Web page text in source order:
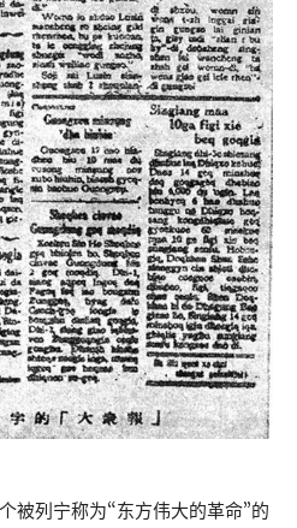
被列宁称为“东方伟大的革命”的